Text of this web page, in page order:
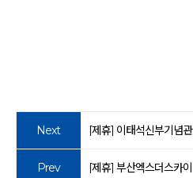
Next [제휴] 이태석신부기념관
Prev [제휴] 부산엑스더스카이